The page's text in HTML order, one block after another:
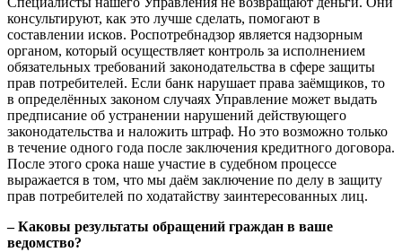
консультируют, как это лучше сделать, помогают в
составлении исков. Роспотребнадзор является надзорным
органом, который осуществляет контроль за исполнением
обязательных требований законодательства в сфере защиты
прав потребителей. Если банк нарушает права заёмщиков, то
в определённых законом случаях Управление может выдать
предписание об устранении нарушений действующего
законодательства и наложить штраф. Но это возможно только
в течение одного года после заключения кредитного договора.
После этого срока наше участие в судебном процессе
выражается в том, что мы даём заключение по делу в защиту
прав потребителей по ходатайству заинтересованных лиц.
– Каковы результаты обращений граждан в ваше
ведомство?